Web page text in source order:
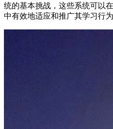
统的基本挑战，这些系统可以
中有效地适应和推广其学习行为